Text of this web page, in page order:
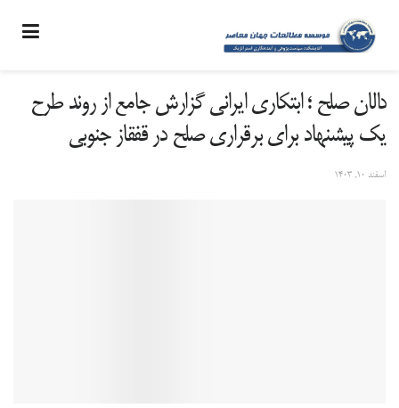
دالان صلح ؛ ابتکاری ایرانی گزارش جامع از روند طرح
یک پیشنهاد برای برقراری صلح در قفقاز جنوبی
اسفند 10, 1403